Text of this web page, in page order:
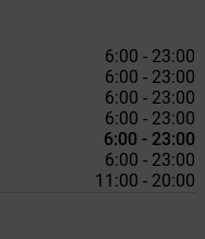
6:00 - 23:00
6:00 - 23:00
6:00 - 23:00
6:00 - 23:00
6:00 - 23:00
6:00 - 23:00
11:00 - 20:00